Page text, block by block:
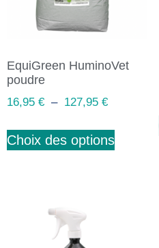
EquiGreen HuminoVet
poudre
16,95 € – 127,95 €
Choix des options